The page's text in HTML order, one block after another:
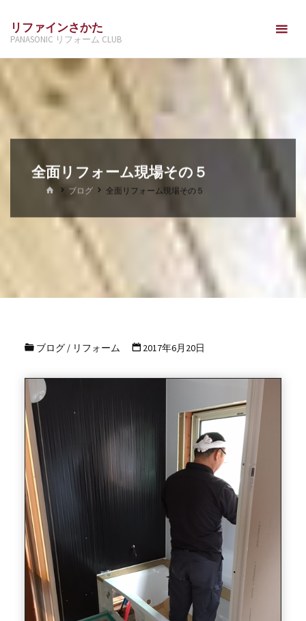
ン
ツ
へ
リファインさかた
PANASONIC リフォーム CLUB
全面リフォーム現場その５
ホ ブログ 全面リフォーム現場その５
ブログ/ リフォーム 2017年6月20日